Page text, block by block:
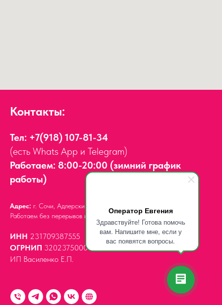
Оператор Евгения
Здравствуйте! Готова помочь
вам. Напишите мне, если у
вас появятся вопросы.
Контакты:
Тел: +7(918) 107-81-34
(есть Whats App и Telegram)
Работаем: 8:00-20:00 (зимний график
работы)
Адрес: г. Сочи, Адлерский район,
Работаем без перерывов и выходных.
ИНН 231709387555
ОГРНИП 320237500061539
ИП Василенко Е.П.